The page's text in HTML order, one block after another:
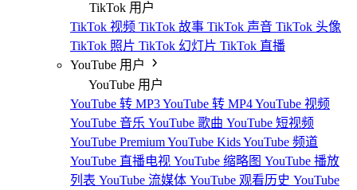
TikTok 用户
TikTok 视频 TikTok 故事 TikTok 声音 TikTok 头像
TikTok 照片 TikTok 幻灯片 TikTok 直播
YouTube 用户
YouTube 用户
YouTube 转 MP3YouTube 转 MP4YouTube 视频
YouTube 音乐 YouTube 歌曲 YouTube 短视频
YouTube PremiumYouTube KidsYouTube 频道
YouTube 直播电视 YouTube 缩略图 YouTube 播放
列表 YouTube 流媒体 YouTube 观看历史 YouTube